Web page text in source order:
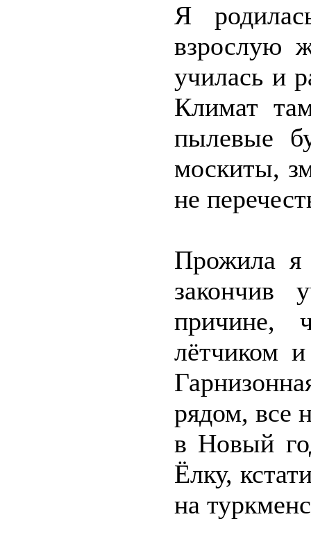
Я
взрослую
училась и
Климат
пылевые
москиты,
не
Прожила я
закончив
лётчиком
рядом, все
в Новый
Ёлку,
на